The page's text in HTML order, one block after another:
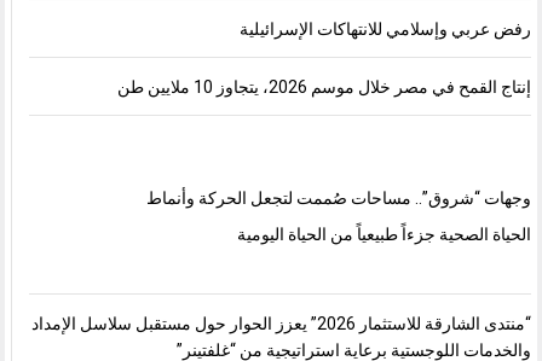
رفض عربي وإسلامي للانتهاكات الإسرائيلية
إنتاج القمح في مصر خلال موسم 2026، يتجاوز 10 ملايين طن
وجهات “شروق”.. مساحات صُممت لتجعل الحركة وأنماط
الحياة الصحية جزءاً طبيعياً من الحياة اليومية
“منتدى الشارقة للاستثمار 2026” يعزز الحوار حول مستقبل سلاسل الإمداد
والخدمات اللوجستية برعاية استراتيجية من “غلفتينر”